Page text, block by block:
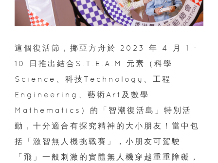
這個復活節，挪亞方舟於 2023 年 4 月 1 -
10 日推出結合S.T.E.A.M 元素（科學
Science、科技Technology、工程
Engineering、藝術Art及數學
Mathematics）的「智潮復活島」特別活
動，十分適合有探究精神的大小朋友！當中包
括「激智無人機挑戰賽」，小朋友可駕駛
「飛」一般刺激的實體無人機穿越重重障礙，